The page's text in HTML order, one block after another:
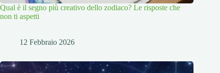
Qual è il segno più creativo dello zodiaco? Le risposte che
non ti aspetti
12 Febbraio 2026